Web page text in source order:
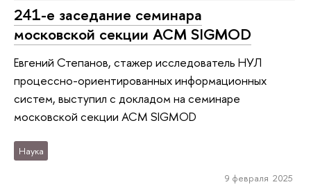
241-е заседание семинара
московской секции ACM SIGMOD
Евгений Степанов, стажер исследователь НУЛ
процессно-ориентированных информационных
систем, выступил с докладом на семинаре
московской секции ACM SIGMOD
Наука
9 февраля 2025